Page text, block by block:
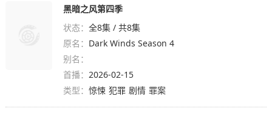
黑暗之风第四季
状态：全8集 / 共8集
原名： Dark Winds Season 4
别名：
首播：2026-02-15
类型：惊悚 犯罪 剧情 罪案